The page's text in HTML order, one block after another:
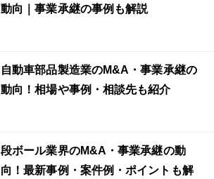
動向｜事業承継の事例も解説
自動車部品製造業のM&A・事業承継の
動向！相場や事例・相談先も紹介
段ボール業界のM&A・事業承継の動
向！最新事例・案件例・ポイントも解